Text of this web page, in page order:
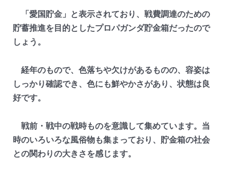
「愛国貯金」と表示されており、戦費調達のための
貯蓄推進を目的としたプロパガンダ貯金箱だったので
しょう。
経年のもので、色落ちや欠けがあるものの、容姿は
しっかり確認でき、色にも鮮やかさがあり、状態は良
好です。
戦前・戦中の戦時ものを意識して集めています。当
時のいろいろな風俗物も集まっており、貯金箱の社会
との関わりの大きさを感じます。